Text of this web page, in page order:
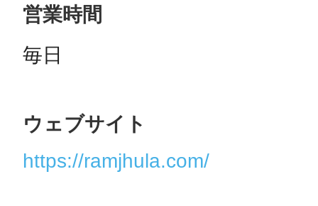
営業時間
毎日
ウェブサイト
https://ramjhula.com/